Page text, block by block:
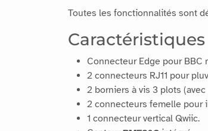
Toutes les fonctionnalités sont
Caractéristiques
Connecteur Edge pour BBC
2 connecteurs RJ11 pour
2 borniers à vis 3 plots
2 connecteurs femelle pour
1 connecteur vertical Qwiic.